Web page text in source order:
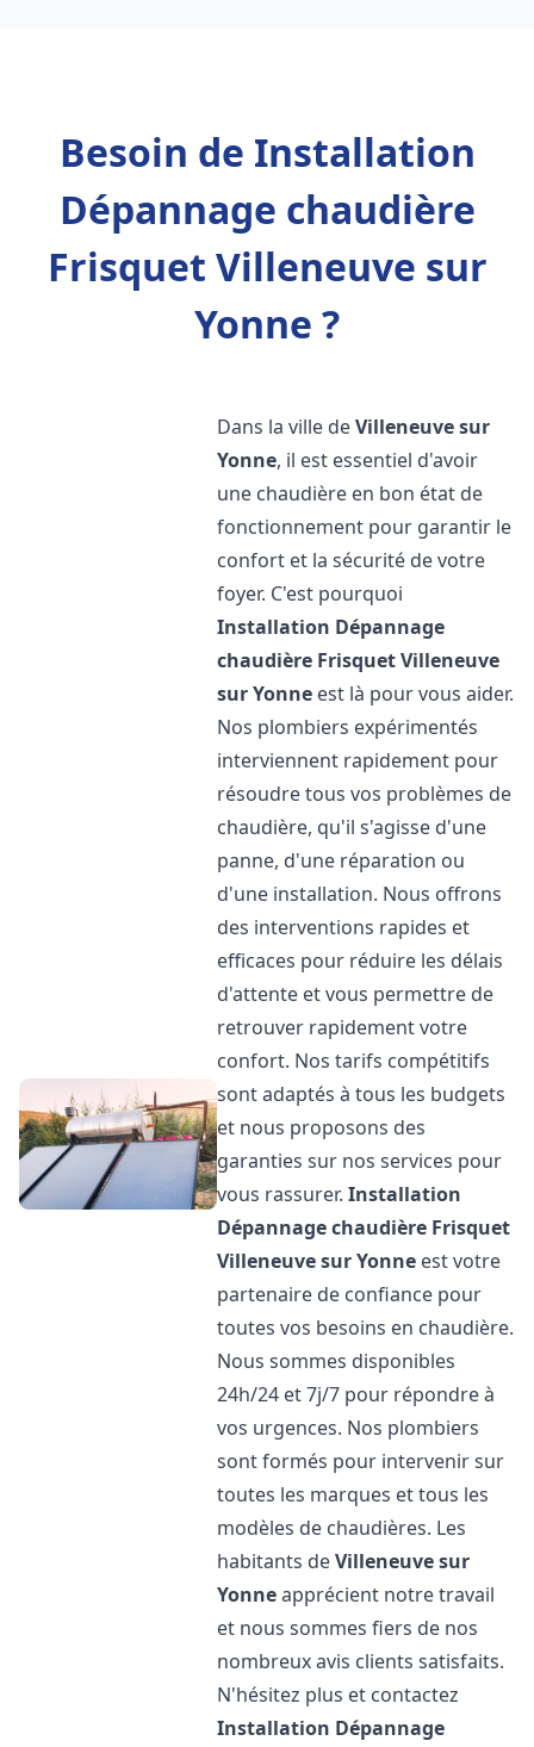
Besoin de Installation
Dépannage chaudière
Frisquet Villeneuve sur
Yonne ?
Dans la ville deVilleneuve sur
Yonne, il est essentiel d'avoir
une chaudière en bon état de
fonctionnement pour garantir le
confort et la sécurité de votre
foyer. C'est pourquoi
Installation Dépannage
chaudière FrisquetVilleneuve
sur Yonne est là pour vous aider.
Nos plombiers expérimentés
interviennent rapidement pour
résoudre tous vos problèmes de
chaudière, qu'il s'agisse d'une
panne, d'une réparation ou
d'une installation. Nous offrons
des interventions rapides et
efficaces pour réduire les délais
d'attente et vous permettre de
retrouver rapidement votre
confort. Nos tarifs compétitifs
sont adaptés à tous les budgets
et nous proposons des
garanties sur nos services pour
vous rassurer.Installation
Dépannage chaudière Frisquet
Villeneuve sur Yonne est votre
partenaire de confiance pour
toutes vos besoins en chaudière.
Nous sommes disponibles
24h/24 et 7j/7 pour répondre à
vos urgences. Nos plombiers
sont formés pour intervenir sur
toutes les marques et tous les
modèles de chaudières. Les
habitants deVilleneuve sur
Yonneapprécient notre travail
et nous sommes fiers de nos
nombreux avis clients satisfaits.
N'hésitez plus et contactez
Installation Dépannage